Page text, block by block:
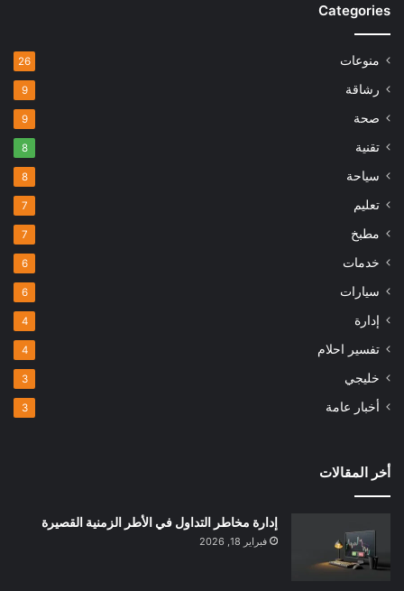
Categories
منوعات 26
رشاقة 9
صحة 9
تقنية 8
سياحة 8
تعليم 7
مطبخ 7
خدمات 6
سيارات 6
إدارة 4
تفسير احلام 4
خليجي 3
أخبار عامة 3
أخر المقالات
إدارة مخاطر التداول في الأطر الزمنية القصيرة
فبراير 18, 2026